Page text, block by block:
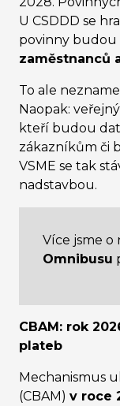
U CSDDD se
povinny
zaměstnanců
To ale
Naopak:
kteří budou
zákazníkům či
VSME se tak
nadstavbou.
Více jsme o
Omnibusu
CBAM: rok
plateb
Mechanismus
(CBAM) v roce